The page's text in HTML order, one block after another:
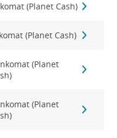
(Planet Cash)
(Planet Cash)
(Planet
(Planet